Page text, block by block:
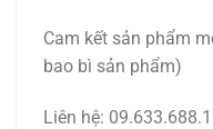
Cam kết sản phẩm
bao bì sản phẩm)
Liên hệ: